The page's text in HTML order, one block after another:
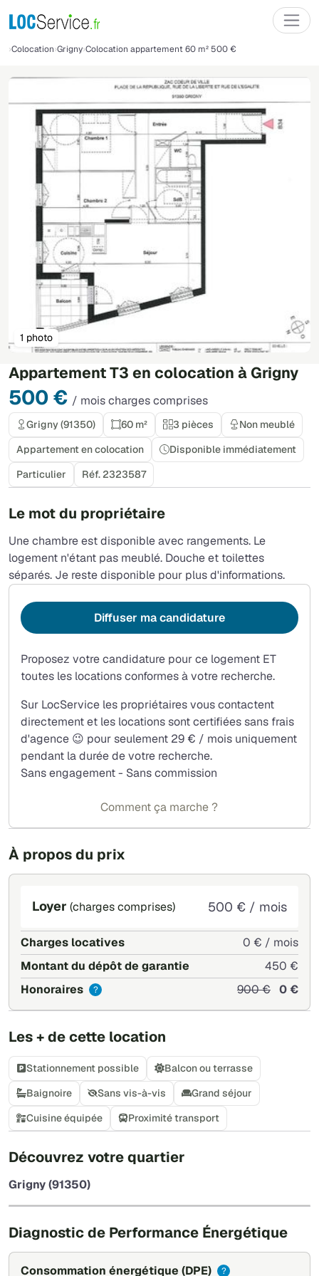
Colocation Grigny Colocation appartement 60 m² 500 €
Appartement T3 en colocation à Grigny
500 € / mois charges comprises
1 photo
Grigny (91350) 60 m² 3 pièces
Non meublé
Appartement en colocation
Disponible immédiatement
Particulier
Réf. 2323587
Le mot du propriétaire
Une chambre est disponible avec rangements. Le
logement n'étant pas meublé. Douche et toilettes
séparés. Je reste disponible pour plus d'informations.
À propos du prix
Loyer (charges comprises) 500 € / mois
Charges locatives
0 € / mois
Montant du dépôt de garantie
450 €
Honoraires
? 900 € 0 €
Les + de cette location
Stationnement possible
Balcon ou terrasse
Baignoire
Sans vis-à-vis
Grand séjour
Cuisine équipée
Proximité transport
Découvrez votre quartier
Grigny (91350)
Diagnostic de Performance Énergétique
Consommation énergétique (DPE) ?
Proposez votre candidature pour ce logement ET
toutes les locations conformes à votre recherche.
Sur LocService les propriétaires vous contactent
directement et les locations sont certifiées sans frais
d'agence 😉 pour seulement 29 € / mois uniquement
pendant la durée de votre recherche.
Sans engagement - Sans commission
Diffuser ma candidature
Comment ça marche ?